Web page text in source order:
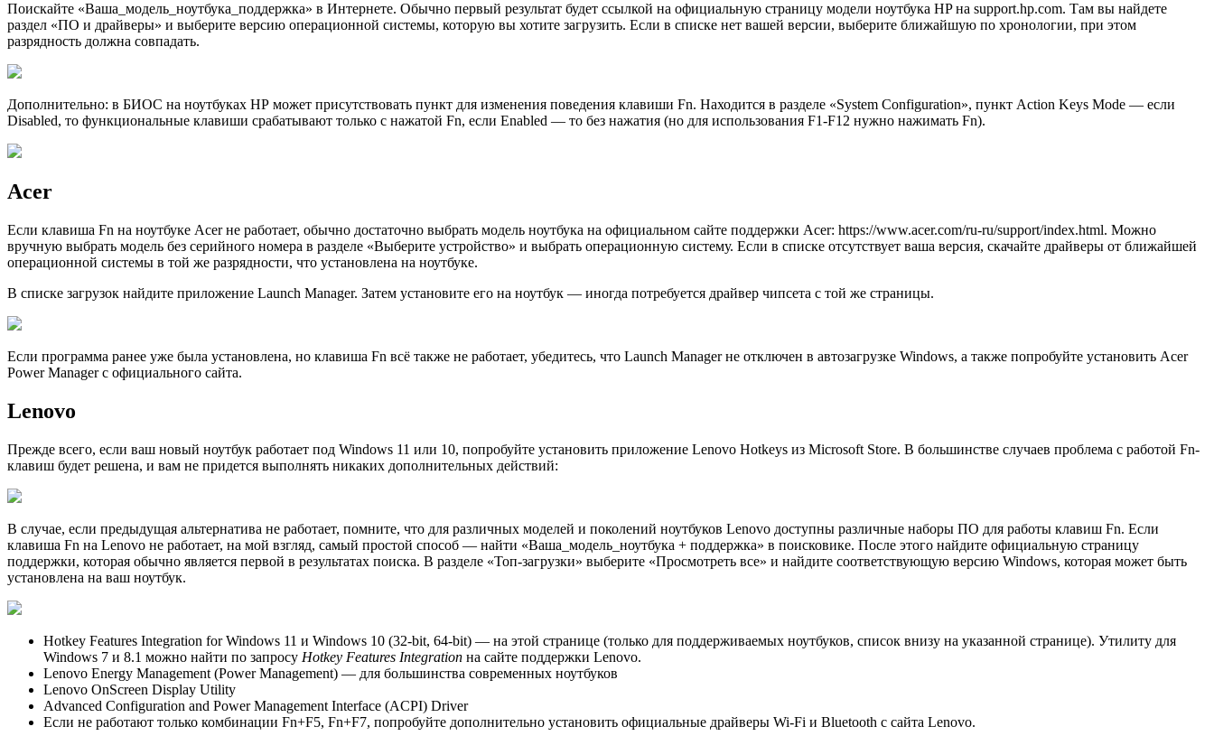
Поискайте «Ваша_модель_ноутбука_поддержка» в Интернете. Обычно первый результат будет ссылкой на официальную страницу модели ноутбука HP на support.hp.com. Там вы найдете
раздел «ПО и драйверы» и выберите версию операционной системы, которую вы хотите загрузить. Если в списке нет вашей версии, выберите ближайшую по хронологии, при этом
разрядность должна совпадать.
Дополнительно: в БИОС на ноутбуках HP может присутствовать пункт для изменения поведения клавиши Fn. Находится в разделе «System Configuration», пункт Action Keys Mode — если
Disabled, то функциональные клавиши срабатывают только с нажатой Fn, если Enabled — то без нажатия (но для использования F1-F12 нужно нажимать Fn).
Acer
Если клавиша Fn на ноутбуке Acer не работает, обычно достаточно выбрать модель ноутбука на официальном сайте поддержки Acer: https://www.acer.com/ru-ru/support/index.html. Можно
вручную выбрать модель без серийного номера в разделе «Выберите устройство» и выбрать операционную систему. Если в списке отсутствует ваша версия, скачайте драйверы от ближайшей
операционной системы в той же разрядности, что установлена на ноутбуке.
В списке загрузок найдите приложение Launch Manager. Затем установите его на ноутбук — иногда потребуется драйвер чипсета с той же страницы.
Если программа ранее уже была установлена, но клавиша Fn всё также не работает, убедитесь, что Launch Manager не отключен в автозагрузке Windows, а также попробуйте установить Acer
Power Manager с официального сайта.
Lenovo
Прежде всего, если ваш новый ноутбук работает под Windows 11 или 10, попробуйте установить приложение Lenovo Hotkeys из Microsoft Store. В большинстве случаев проблема с работой Fn-
клавиш будет решена, и вам не придется выполнять никаких дополнительных действий:
В случае, если предыдущая альтернатива не работает, помните, что для различных моделей и поколений ноутбуков Lenovo доступны различные наборы ПО для работы клавиш Fn. Если
клавиша Fn на Lenovo не работает, на мой взгляд, самый простой способ — найти «Ваша_модель_ноутбука + поддержка» в поисковике. После этого найдите официальную страницу
поддержки, которая обычно является первой в результатах поиска. В разделе «Топ-загрузки» выберите «Просмотреть все» и найдите соответствующую версию Windows, которая может быть
установлена на ваш ноутбук.
Hotkey Features Integration for Windows 11 и Windows 10 (32-bit, 64-bit) — на этой странице (только для поддерживаемых ноутбуков, список внизу на указанной странице). Утилиту для
Windows 7 и 8.1 можно найти по запросу Hotkey Features Integration на сайте поддержки Lenovo.
Lenovo Energy Management (Power Management) — для большинства современных ноутбуков
Lenovo OnScreen Display Utility
Advanced Configuration and Power Management Interface (ACPI) Driver
Если не работают только комбинации Fn+F5, Fn+F7, попробуйте дополнительно установить официальные драйверы Wi-Fi и Bluetooth с сайта Lenovo.